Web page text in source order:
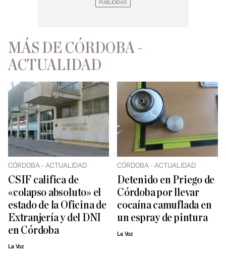
MÁS DE CÓRDOBA -
ACTUALIDAD
CÓRDOBA - ACTUALIDAD
CSIF califica de
«colapso absoluto» el
estado de la Oficina de
Extranjería y del DNI
en Córdoba
La Voz
CÓRDOBA - ACTUALIDAD
Detenido en Priego de
Córdoba por llevar
cocaína camuflada en
un espray de pintura
La Voz